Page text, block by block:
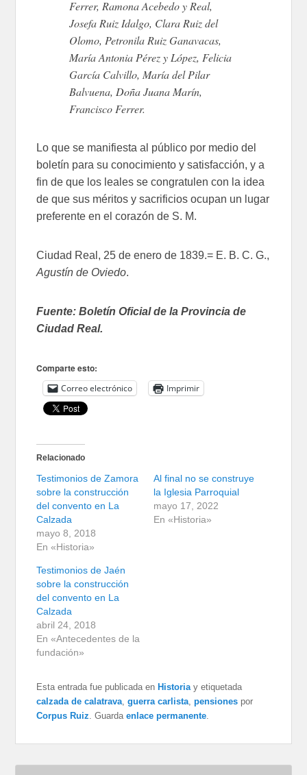
Ferrer, Ramona Acebedo y Real,
Josefa Ruiz Idalgo, Clara Ruiz del
Olomo, Petronila Ruiz Ganavacas,
María Antonia Pérez y López, Felicia
García Calvillo, María del Pilar
Balvuena, Doña Juana Marín,
Francisco Ferrer.
Lo que se manifiesta al público por medio del
boletín para su conocimiento y satisfacción, y a
fin de que los leales se congratulen con la idea
de que sus méritos y sacrificios ocupan un lugar
preferente en el corazón de S. M.
Ciudad Real, 25 de enero de 1839.= E. B. C. G.,
Agustín de Oviedo.
Fuente: Boletín Oficial de la Provincia de
Ciudad Real.
Comparte esto:
Correo electrónico Imprimir
Relacionado
Testimonios de Zamora
sobre la construcción
del convento en La
Calzada
mayo 8, 2018
En «Historia»
Al final no se construye
la Iglesia Parroquial
mayo 17, 2022
En «Historia»
Testimonios de Jaén
sobre la construcción
del convento en La
Calzada
abril 24, 2018
En «Antecedentes de la
fundación»
Esta entrada fue publicada en Historia y etiquetada
calzada de calatrava ,guerra carlista ,pensiones por
Corpus Ruiz . Guardaenlace permanente